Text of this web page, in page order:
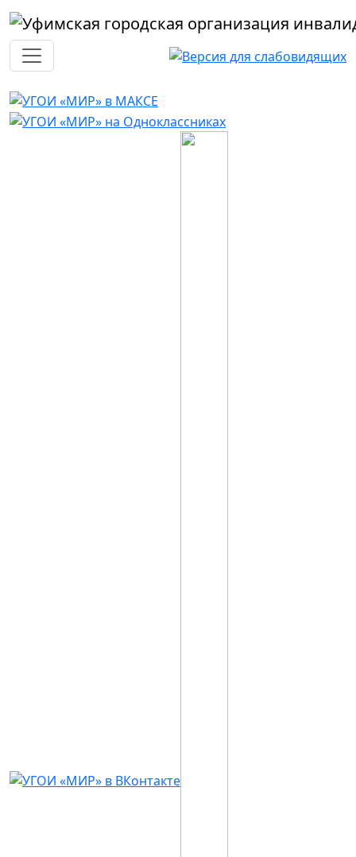
Перейти к основному содержанию